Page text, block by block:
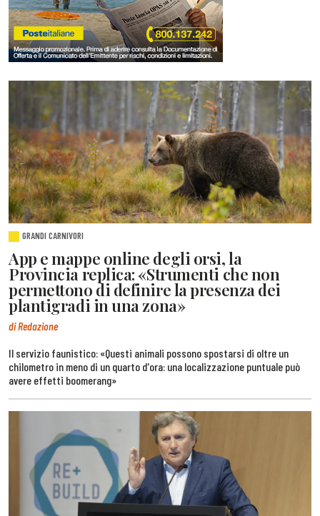
GRANDI CARNIVORI
App e mappe online degli orsi, la
Provincia replica: «Strumenti che non
permettono di definire la presenza dei
plantigradi in una zona»
di Redazione
Il servizio faunistico: «Questi animali possono spostarsi di oltre un
chilometro in meno di un quarto d'ora: una localizzazione puntuale può
avere effetti boomerang»